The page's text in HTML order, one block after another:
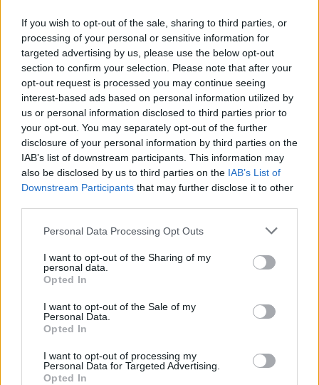
If you wish to opt-out of the sale, sharing to third parties, or
processing of your personal or sensitive information for
targeted advertising by us, please use the below opt-out
section to confirm your selection. Please note that after your
opt-out request is processed you may continue seeing
interest-based ads based on personal information utilized by
us or personal information disclosed to third parties prior to
your opt-out. You may separately opt-out of the further
disclosure of your personal information by third parties on the
IAB’s list of downstream participants. This information may
also be disclosed by us to third parties on the IAB’s List of
Downstream Participants that may further disclose it to other
Personal Data Processing Opt Outs
I want to opt-out of the Sharing of my
personal data.
Opted In
I want to opt-out of the Sale of my
Personal Data.
Opted In
I want to opt-out of processing my
Personal Data for Targeted Advertising.
Opted In
Blacknach
Publicado16 de Diciembre del 2009
Hola, soy nuevo aqui y me acabo de comprar un allroad 03, tiene
ese problema y en el compra-venta donde lo he comprado me
han dicho que es un problema de el sensor de la rueda trasera
derecha y que lo tienen pedido, pero viene de alemania y aun no
ha llegado, pero no influye en la conduccion y lo estoy usando
sin problemas hasta que me lo pongan, tambien he leido por aqui
lo que te comenta el amigo el amigo chico.
A ver si me lo ponen pronto, pero con las navidades encima ya
patowrc
Publicado17 de Diciembre del 2009
Si, si circular puedo normalmente, pero si quiero bajar o subir la
amortiguación en parado, no me deja hasta que estoy en
marcha. Hoy he probado a quitar la batería 5 horas, pero nada de